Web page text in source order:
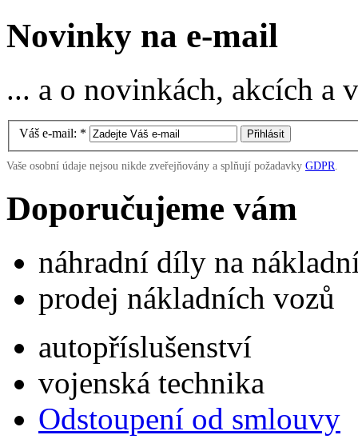
Novinky na e-mail
... a o novinkách, akcích
Váš e-mail: *
Vaše osobní údaje nejsou nikde zveřejňovány a splňují požadavky GDPR.
Doporučujeme vám
náhradní díly na
prodej nákladních vozů
autopříslušenství
vojenská technika
Odstoupení od smlouvy